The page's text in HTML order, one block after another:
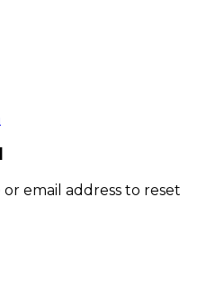
email address to reset